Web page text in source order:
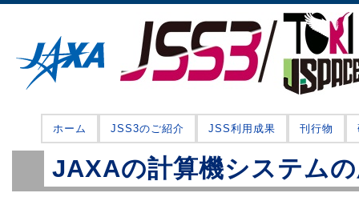
ホーム JSS3のご紹介 JSS利用成果 刊行物
JAXAの計算機システム